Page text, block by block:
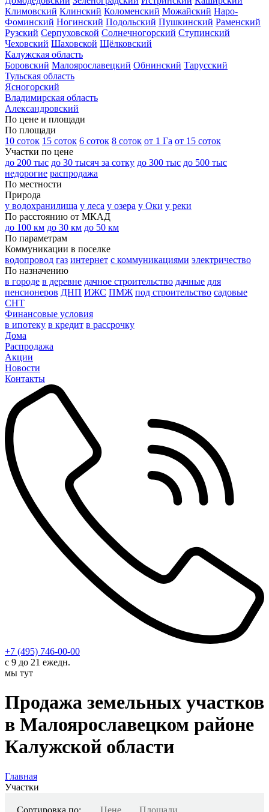
Климовский Клинский Коломенский Можайский Наро-
Фоминский Ногинский Подольский Пушкинский Раменский
Рузский Серпуховской Солнечногорский Ступинский
Чеховский Шаховской Щёлковский
Калужская область
Боровский Малоярославецкий Обнинский Тарусский
Тульская область
Ясногорский
Владимирская область
Александровский
По цене и площади
По площади
10 соток 15 соток 6 соток 8 соток от 1 Га от 15 соток
Участки по цене
до 200 тыс до 30 тысяч за сотку до 300 тыс до 500 тыс
недорогие распродажа
По местности
Природа
у водохранилища у леса у озера у Оки у реки
По расстоянию от МКАД
до 100 км до 30 км до 50 км
По параметрам
Коммуникации в поселке
водопровод газ интернет с коммуникациями электричество
По назначению
в городе в деревне дачное строительство дачные для
пенсионеров ДНП ИЖС ПМЖ под строительство садовые
СНТ
Финансовые условия
в ипотеку в кредит в рассрочку
Дома
Распродажа
Акции
Новости
Контакты
+7 (495) 746-00-00
с 9 до 21 ежедн.
мы тут
Продажа земельных участков
в Малоярославецком районе
Калужской области
Главная
Участки
Сортировка по: Цене Площади